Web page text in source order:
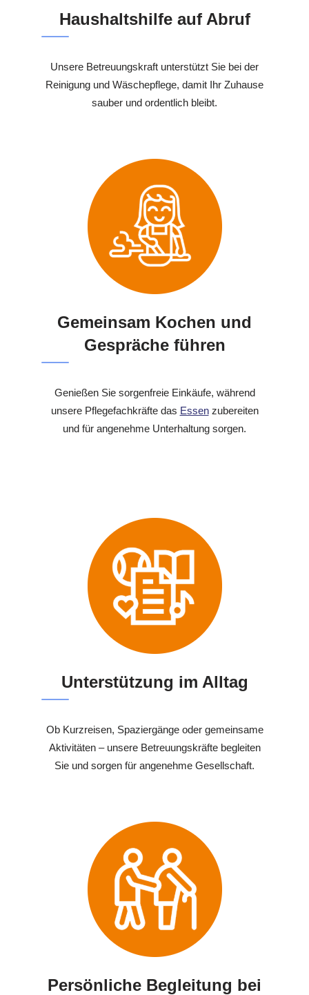
Haushaltshilfe auf Abruf
Unsere Betreuungskraft unterstützt Sie bei der
Reinigung und Wäschepflege, damit Ihr Zuhause
sauber und ordentlich bleibt.
Gemeinsam Kochen und
Gespräche führen
Genießen Sie sorgenfreie Einkäufe, während
unsere Pflegefachkräfte das Essenzubereiten
und für angenehme Unterhaltung sorgen.
Unterstützung im Alltag
Ob Kurzreisen, Spaziergänge oder gemeinsame
Aktivitäten – unsere Betreuungskräfte begleiten
Sie und sorgen für angenehme Gesellschaft.
Persönliche Begleitung bei